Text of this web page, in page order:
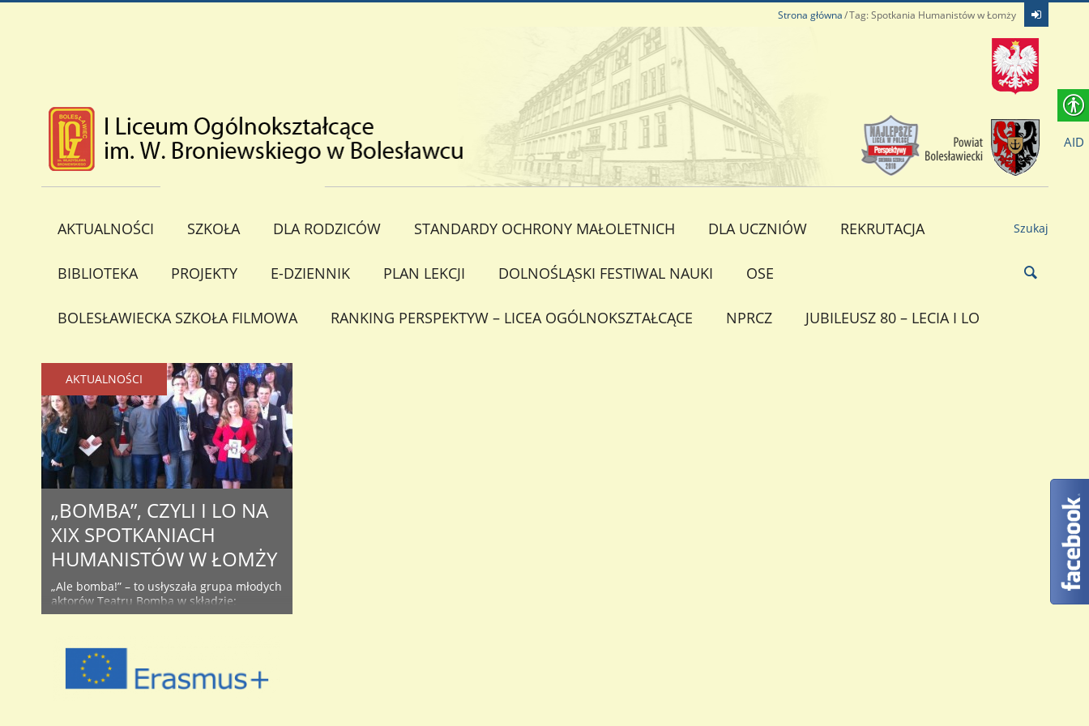
Strona główna Tag: Spotkania Humanistów w Łomży
AKTUALNOŚCI SZKOŁA DLA RODZICÓW STANDARDY OCHRONY MAŁOLETNICH DLA UCZNIÓW REKRUTACJA
BIBLIOTEKA PROJEKTY E-DZIENNIK PLAN LEKCJI DOLNOŚLĄSKI FESTIWAL NAUKI OSE
BOLESŁAWIECKA SZKOŁA FILMOWA RANKING PERSPEKTYW – LICEA OGÓLNOKSZTAŁCĄCE NPRCZ JUBILEUSZ 80 – LECIA I LO
Szukaj
AKTUALNOŚCI
„BOMBA”, CZYLI I LO NA
XIX SPOTKANIACH
HUMANISTÓW W ŁOMŻY
„Ale bomba!” – to usłyszała grupa młodych
aktorów Teatru Bomba w składzie:
Mateusz Dombrowicz, Mateusz Rycerz,
prowadzonego przez p. Irminę Nowak, po
udanej premierze na scenie łomżyńskiego
liceum. Etiuda była przedstawiana w
ramach XIX Spotkania Humanistów
AID